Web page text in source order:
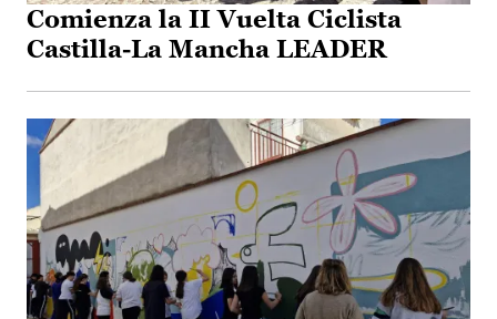
Comienza la II Vuelta Ciclista
Castilla-La Mancha LEADER